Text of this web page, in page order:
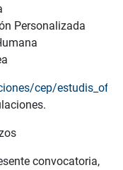
Personalizada
cep/
convocatoria,